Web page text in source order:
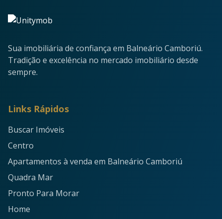
Sua imobiliária de confiança em Balneário Camboriú.
Tradição e excelência no mercado imobiliário desde
sempre.
Links Rápidos
Buscar Imóveis
Centro
Apartamentos à venda em Balneário Camboriú
Quadra Mar
Pronto Para Morar
Home